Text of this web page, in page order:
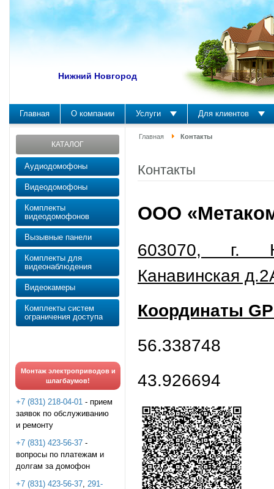
Нижний Новгород
Главная О компании Услуги Для клиентов
Главная Контакты
Контакты
ООО
603070, г.
Канавинская
Координаты
56.338748
43.926694
КАТАЛОГ
Аудиодомофоны
Видеодомофоны
Комплекты
видеодомофонов
Вызывные панели
Комплекты для
видеонаблюдения
Видеокамеры
Комплекты систем
ограничения доступа
Монтаж электроприводов и
шлагбаумов!
+7 (831) 218-04-01 - прием
заявок по обслуживанию
и ремонту
+7 (831) 423-56-37 -
вопросы по платежам и
долгам за домофон
+7 (831) 423-56-37, 291-